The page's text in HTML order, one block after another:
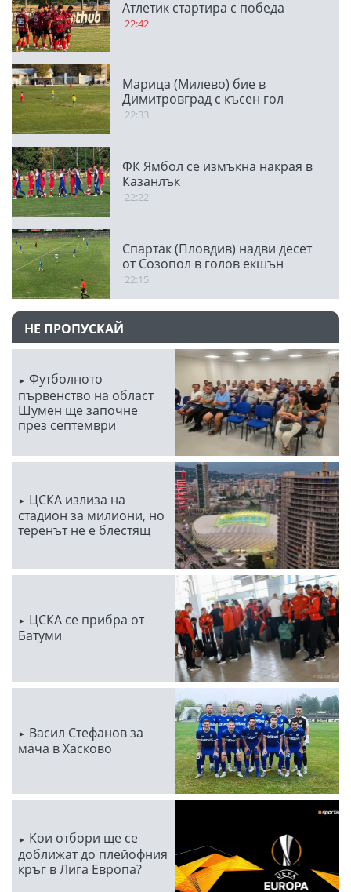
Атлетик стартира с победа
22:42
Марица (Милево) бие в
Димитровград с късен гол
22:33
ФК Ямбол се измъкна накрая в
Казанлък
22:22
Спартак (Пловдив) надви десет
от Созопол в голов екшън
22:15
НЕ ПРОПУСКАЙ
Футболното
първенство на област
Шумен ще започне
през септември
ЦСКА излиза на
стадион за милиони, но
теренът не е блестящ
ЦСКА се прибра от
Батуми
Васил Стефанов за
мача в Хасково
Кои отбори ще се
доближат до плейофния
кръг в Лига Европа?